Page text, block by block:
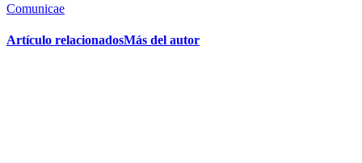
Comunicae
Artículo relacionadosMás del autor